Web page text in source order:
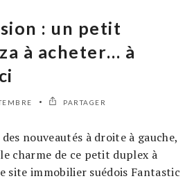
: un petit
à acheter… à
PARTAGER
nouveautés à droite à gauche,
charme de ce petit duplex à
site immobilier suédois Fantastic